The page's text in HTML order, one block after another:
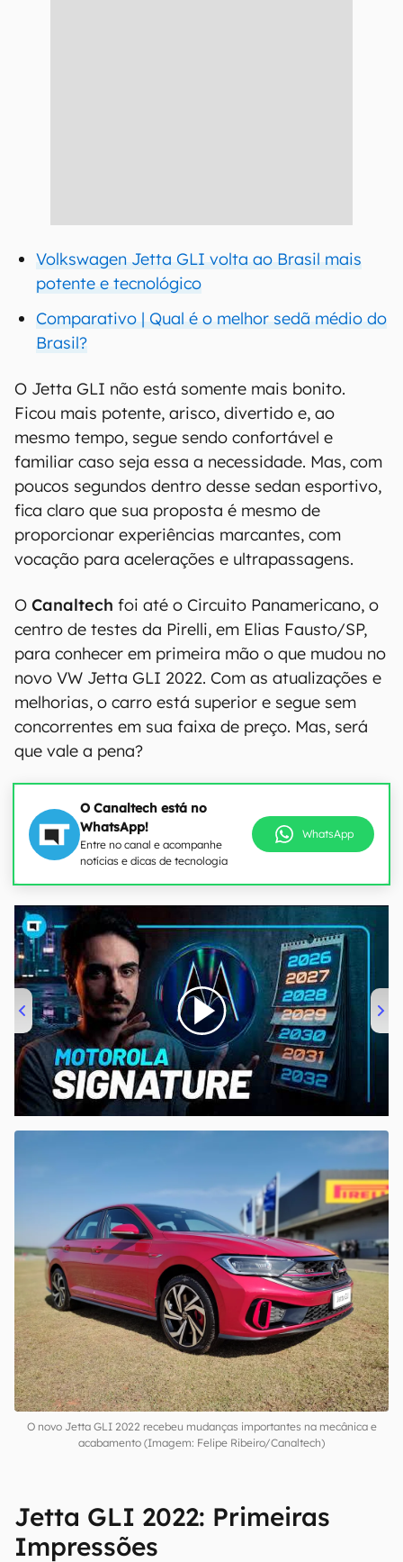
Volkswagen Jetta GLI volta ao Brasil mais
potente e tecnológico
Comparativo | Qual é o melhor sedã médio do
Brasil?
O Jetta GLI não está somente mais bonito.
Ficou mais potente, arisco, divertido e, ao
mesmo tempo, segue sendo confortável e
familiar caso seja essa a necessidade. Mas, com
poucos segundos dentro desse sedan esportivo,
fica claro que sua proposta é mesmo de
proporcionar experiências marcantes, com
vocação para acelerações e ultrapassagens.
O Canaltech foi até o Circuito Panamericano, o
centro de testes da Pirelli, em Elias Fausto/SP,
para conhecer em primeira mão o que mudou no
novo VW Jetta GLI 2022. Com as atualizações e
melhorias, o carro está superior e segue sem
concorrentes em sua faixa de preço. Mas, será
que vale a pena?
O Canaltech está no
WhatsApp!
Entre no canal e acompanhe
notícias e dicas de tecnologia
WhatsApp
00:00/20:46
O novo Jetta GLI 2022 recebeu mudanças importantes na mecânica e
acabamento (Imagem: Felipe Ribeiro/Canaltech)
Jetta GLI 2022: Primeiras
Impressões